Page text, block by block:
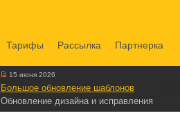
Тарифы Рассылка Партнерка
15 июня 2026
Большое обновление шаблонов
Обновление дизайна и исправления